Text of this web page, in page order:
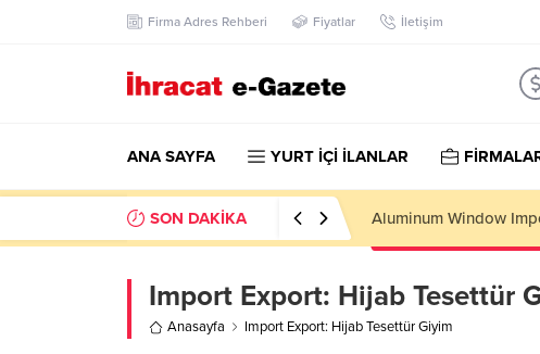
Firma Adres Rehberi Fiyatlar İletişim
ANA SAYFA YURT İÇİ İLANLAR
SON DAKİKA Aluminum Window
Import Export: Hijab Tesettür
Anasayfa Import Export: Hijab Tesettür Giyim